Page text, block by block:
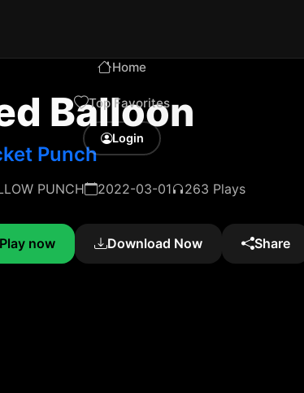
Home
Top Favorites
Login
Balloon
Punch
PUNCH 2022-03-01 263 Plays
Play now Download Now Share